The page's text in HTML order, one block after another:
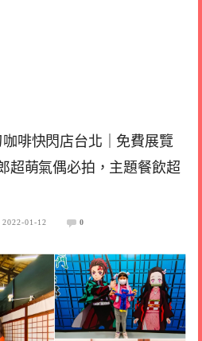
咖啡快閃店台北｜免費展覽
超萌氣偶必拍，主題餐飲超
2022-01-12 0